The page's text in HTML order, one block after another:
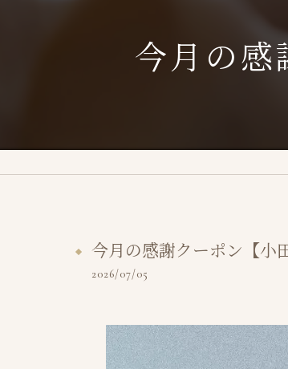
今月の感
今月の感謝クーポン【小
2026/07/05